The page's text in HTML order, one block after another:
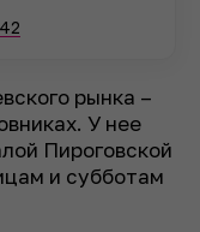
рынка –
У нее
Пироговской
и субботам